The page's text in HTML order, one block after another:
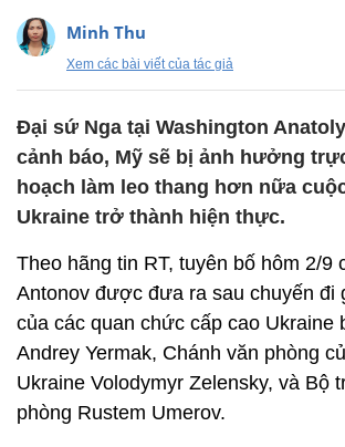
Minh Thu
Xem các bài viết của tác giả
Đại sứ Nga tại Washington
cảnh báo, Mỹ sẽ bị ảnh hưởng
hoạch làm leo thang hơn nữa
Ukraine trở thành hiện thực.
Theo hãng tin RT, tuyên bố hôm 2/9
Antonov được đưa ra sau chuyến đi
của các quan chức cấp cao Ukraine
Andrey Yermak, Chánh văn phòng
Ukraine Volodymyr Zelensky, và Bộ
phòng Rustem Umerov.